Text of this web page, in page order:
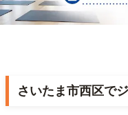
さいたま市西区で